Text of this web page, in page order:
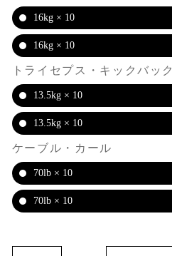
16kg × 10
16kg × 10
トライセプス・キックバック
13.5kg × 10
13.5kg × 10
ケーブル・カール
70lb × 10
70lb × 10